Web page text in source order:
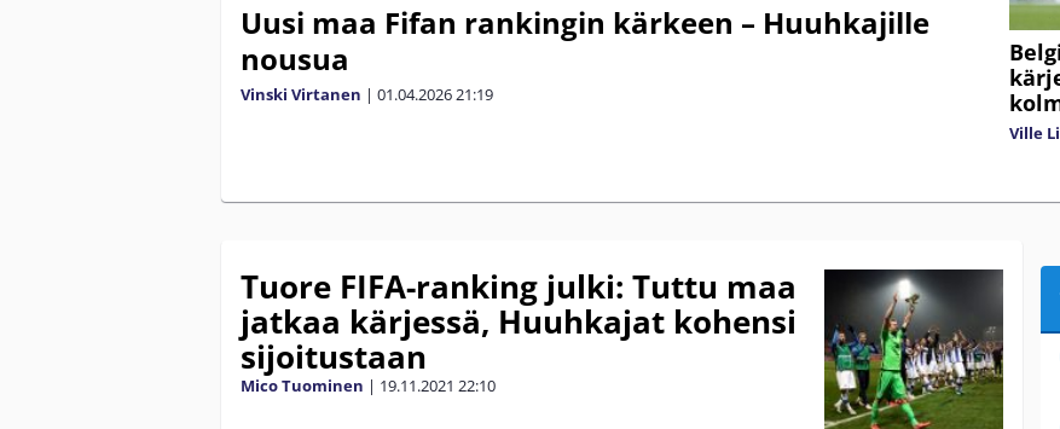
Uusi maa Fifan rankingin kärkeen – Huuhkajille
nousua
Vinski Virtanen | 01.04.202621:19
Ville
Tuore FIFA-ranking julki: Tuttu maa
jatkaa kärjessä, Huuhkajat kohensi
sijoitustaan
Mico Tuominen | 19.11.2021 22:10